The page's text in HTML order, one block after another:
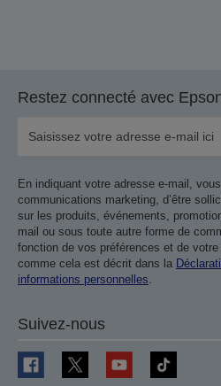
Restez connecté avec
En indiquant votre adresse e-mail,
communications marketing, d’être
sur les produits, événements,
mail ou sous toute autre forme de
fonction de vos préférences et de
comme cela est décrit dans la
informations personnelles.
Suivez-nous